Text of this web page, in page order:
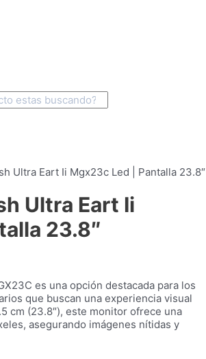
Ultra Eart Ii Mgx23c Led | Pantalla 23.8″
Ultra Eart Ii
23.8″
es una opción destacada para los
que buscan una experiencia visual
cm (23.8″), este monitor ofrece una
asegurando imágenes nítidas y